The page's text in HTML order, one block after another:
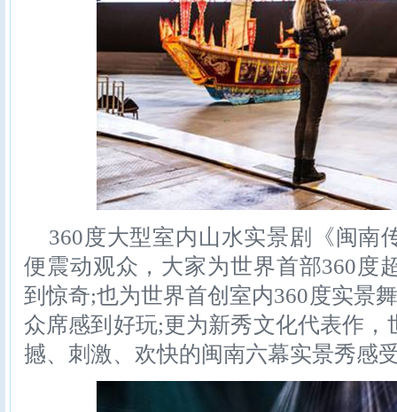
360度大型室内山水实景剧《闽南
便震动观众，大家为世界首部360度
到惊奇;也为世界首创室内360度实景
众席感到好玩;更为新秀文化代表作，
撼、刺激、欢快的闽南六幕实景秀感